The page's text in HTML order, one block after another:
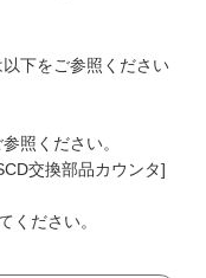
下をご参照ください
照ください。
交換部品カウンタ]
ください。